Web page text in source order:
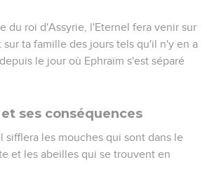
du roi d'Assyrie, l'Eternel fera venir sur
ta famille des jours tels qu'il n'y en a
le jour où Ephraïm s'est séparé
ses conséquences
sifflera les mouches qui sont dans le
et les abeilles qui se trouvent en